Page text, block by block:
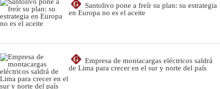
G
Santolivo pone a freír su plan: su estrategia
en Europa no es el aceite
G
Empresa de montacargas eléctricos saldrá
de Lima para crecer en el sur y norte del país